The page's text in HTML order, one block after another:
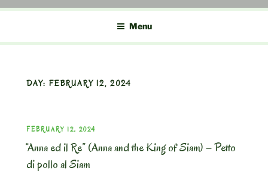
Menu
DAY: FEBRUARY 12, 2024
POSTED
ON
FEBRUARY 12, 2024
“Anna ed il Re” (Anna and the King of Siam) – Petto
di pollo al Siam